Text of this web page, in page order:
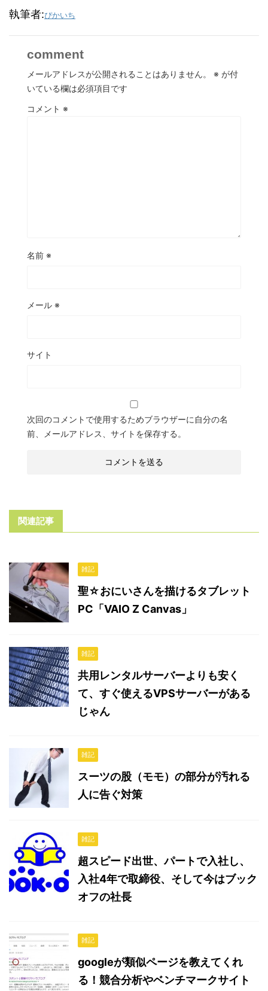
執筆者:ぴかいち
comment
メールアドレスが公開されることはありません。 ※ が付
いている欄は必須項目です
コメント ※
名前 ※
メール ※
サイト
次回のコメントで使用するためブラウザーに自分の名
前、メールアドレス、サイトを保存する。
関連記事
雑記
聖☆おにいさんを描けるタブレット
PC「VAIO Z Canvas」
雑記
共用レンタルサーバーよりも安く
て、すぐ使えるVPSサーバーがある
じゃん
雑記
スーツの股（モモ）の部分が汚れる
人に告ぐ対策
雑記
超スピード出世、パートで入社し、
入社4年で取締役、そして今はブック
オフの社長
雑記
googleが類似ページを教えてくれ
る！競合分析やベンチマークサイト